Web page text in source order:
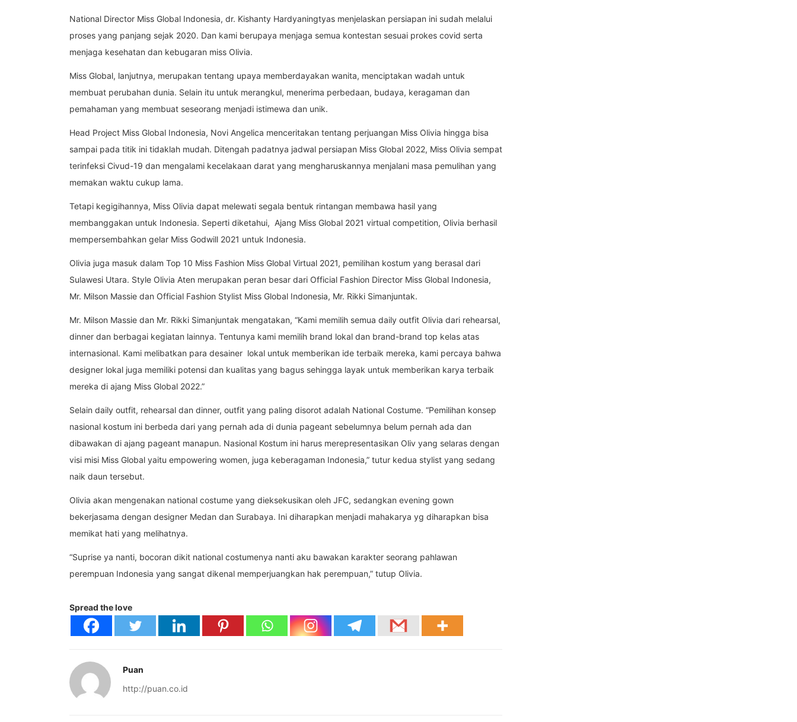
National Director Miss Global Indonesia, dr. Kishanty Hardyaningtyas menjelaskan persiapan ini sudah melalui
proses yang panjang sejak 2020. Dan kami berupaya menjaga semua kontestan sesuai prokes covid serta
menjaga kesehatan dan kebugaran miss Olivia.
Miss Global, lanjutnya, merupakan tentang upaya memberdayakan wanita, menciptakan wadah untuk
membuat perubahan dunia. Selain itu untuk merangkul, menerima perbedaan, budaya, keragaman dan
pemahaman yang membuat seseorang menjadi istimewa dan unik.
Head Project Miss Global Indonesia, Novi Angelica menceritakan tentang perjuangan Miss Olivia hingga bisa
sampai pada titik ini tidaklah mudah. Ditengah padatnya jadwal persiapan Miss Global 2022, Miss Olivia sempat
terinfeksi Civud-19 dan mengalami kecelakaan darat yang mengharuskannya menjalani masa pemulihan yang
memakan waktu cukup lama.
Tetapi kegigihannya, Miss Olivia dapat melewati segala bentuk rintangan membawa hasil yang
membanggakan untuk Indonesia. Seperti diketahui, Ajang Miss Global 2021 virtual competition, Olivia berhasil
mempersembahkan gelar Miss Godwill 2021 untuk Indonesia.
Olivia juga masuk dalam Top 10 Miss Fashion Miss Global Virtual 2021, pemilihan kostum yang berasal dari
Sulawesi Utara. Style Olivia Aten merupakan peran besar dari Official Fashion Director Miss Global Indonesia,
Mr. Milson Massie dan Official Fashion Stylist Miss Global Indonesia, Mr. Rikki Simanjuntak.
Mr. Milson Massie dan Mr. Rikki Simanjuntak mengatakan, “Kami memilih semua daily outfit Olivia dari rehearsal,
dinner dan berbagai kegiatan lainnya. Tentunya kami memilih brand lokal dan brand-brand top kelas atas
internasional. Kami melibatkan para desainer lokal untuk memberikan ide terbaik mereka, kami percaya bahwa
designer lokal juga memiliki potensi dan kualitas yang bagus sehingga layak untuk memberikan karya terbaik
mereka di ajang Miss Global 2022.”
Selain daily outfit, rehearsal dan dinner, outfit yang paling disorot adalah National Costume. “Pemilihan konsep
nasional kostum ini berbeda dari yang pernah ada di dunia pageant sebelumnya belum pernah ada dan
dibawakan di ajang pageant manapun. Nasional Kostum ini harus merepresentasikan Oliv yang selaras dengan
visi misi Miss Global yaitu empowering women, juga keberagaman Indonesia,” tutur kedua stylist yang sedang
naik daun tersebut.
Olivia akan mengenakan national costume yang dieksekusikan oleh JFC, sedangkan evening gown
bekerjasama dengan designer Medan dan Surabaya. Ini diharapkan menjadi mahakarya yg diharapkan bisa
memikat hati yang melihatnya.
“Suprise ya nanti, bocoran dikit national costumenya nanti aku bawakan karakter seorang pahlawan
perempuan Indonesia yang sangat dikenal memperjuangkan hak perempuan,” tutup Olivia.
Spread the love
Puan
http://puan.co.id